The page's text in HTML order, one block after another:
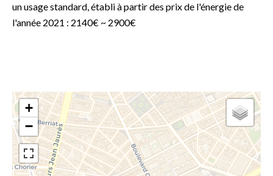
un usage standard, établi à partir des prix de l'énergie de
l'année 2021 : 2140€ ~ 2900€
+
−